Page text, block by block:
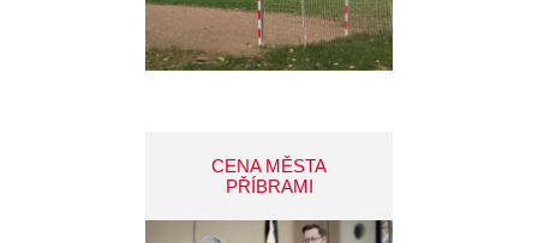
CENA MĚSTA
PŘÍBRAMI